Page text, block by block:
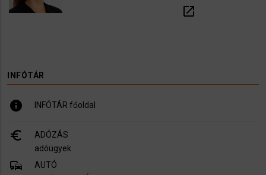
open_in_new
INFÓTÁR
info INFÓTÁR főoldal
euro_symbol
ADÓZÁS
adóügyek
commute
AUTÓ